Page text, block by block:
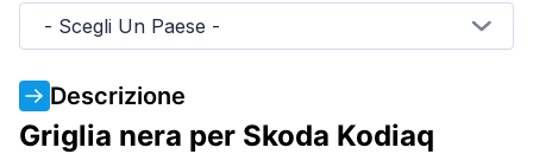
- Scegli Un Paese -
Descrizione
Griglia nera per Skoda Kodiaq